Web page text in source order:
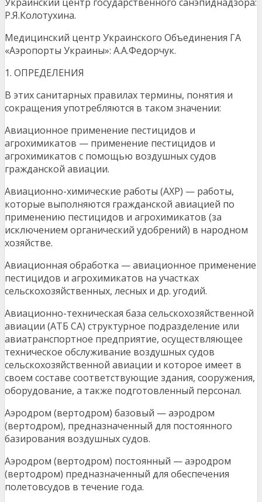
Украинский центр государственного санэпиднадзора:
Р.Я.Колотухина.
Медицинский центр Украинского Объединения ГА
«Аэропорты Украины»: А.А.Федорчук.
1. ОПРЕДЕЛЕНИЯ
В этих санитарных правилах термины, понятия и
сокращения употребляются в таком значении:
Авиационное применение пестицидов и
агрохимикатов — применение пестицидов и
агрохимикатов с помощью воздушных судов
гражданской авиации.
Авиационно-химические работы (АХР) — работы,
которые выполняются гражданской авиацией по
применению пестицидов и агрохимикатов (за
исключением органический удобрений) в народном
хозяйстве.
Авиационная обработка — авиационное применение
пестицидов и агрохимикатов на участках
сельскохозяйственных, лесных и др. угодий.
Авиационно-техническая база сельскохозяйственной
авиации (АТБ СА) структурное подразделение или
авиатранспортное предприятие, осуществляющее
техническое обслуживание воздушных судов
сельскохозяйственной авиации и которое имеет в
своем составе соответствующие здания, сооружения,
оборудование, а также подготовленный персонал.
Аэродром (вертодром) базовый — аэродром
(вертодром), предназначенный для постоянного
базирования воздушных судов.
Аэродром (вертодром) постоянный — аэродром
(вертодром) предназначенный для обеспечения
полетовсудов в течение года.